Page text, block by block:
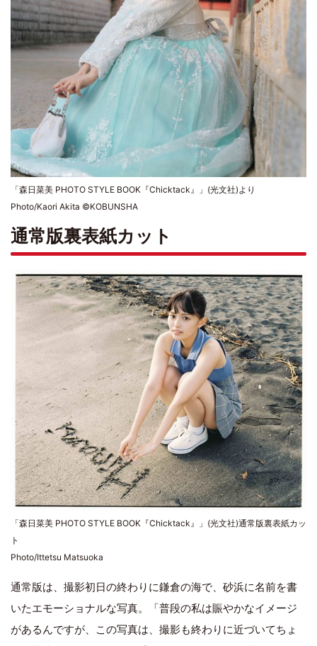
「森日菜美 PHOTO STYLE BOOK『Chicktack』」(光文社)より
Photo/Kaori Akita ©KOBUNSHA
通常版裏表紙カット
「森日菜美 PHOTO STYLE BOOK『Chicktack』」(光文社)通常版裏表紙カッ
ト
Photo/Ittetsu Matsuoka
通常版は、撮影初日の終わりに鎌倉の海で、砂浜に名前を書
いたエモーショナルな写真。「普段の私は賑やかなイメージ
があるんですが、この写真は、撮影も終わりに近づいてちょ